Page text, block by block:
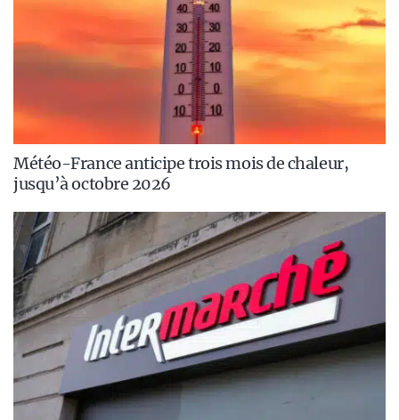
Météo-France anticipe trois mois de chaleur,
jusqu’à octobre 2026